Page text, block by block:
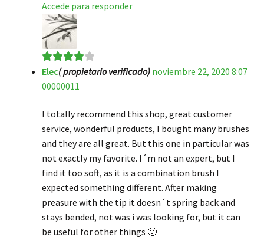
Accede para responder
Valorado
en4de 5
Elec( propietario verificado) noviembre 22, 2020 8:07
00000011
I totally recommend this shop, great customer
service, wonderful products, I bought many brushes
and they are all great. But this one in particular was
not exactly my favorite. I´m not an expert, but I
find it too soft, as it is a combination brush I
expected something different. After making
preasure with the tip it doesn´t spring back and
stays bended, not was i was looking for, but it can
be useful for other things 🙂